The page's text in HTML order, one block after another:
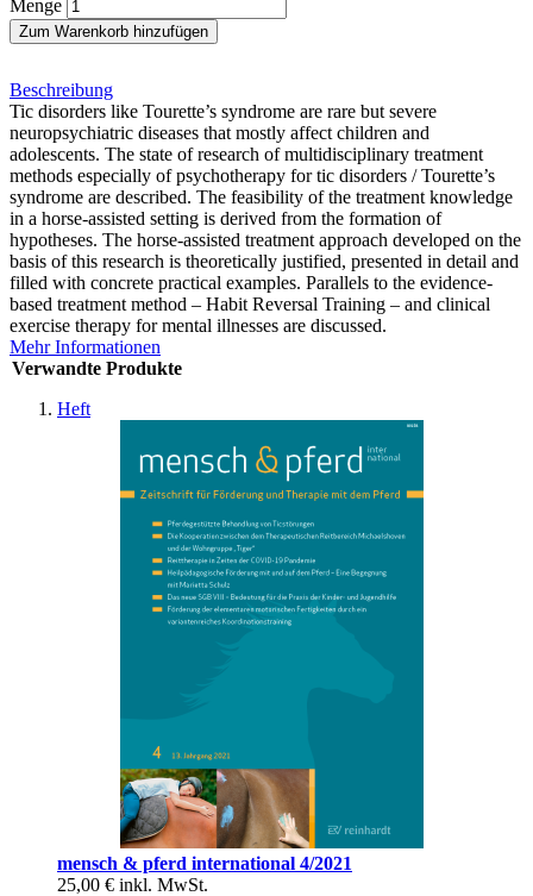
Menge
Zum Warenkorb hinzufügen
Beschreibung
Tic disorders like Tourette’s syndrome are rare but severe
neuropsychiatric diseases that mostly affect children and
adolescents. The state of research of multidisciplinary treatment
methods especially of psychotherapy for tic disorders / Tourette’s
syndrome are described. The feasibility of the treatment knowledge
in a horse-assisted setting is derived from the formation of
hypotheses. The horse-assisted treatment approach developed on the
basis of this research is theoretically justified, presented in detail and
filled with concrete practical examples. Parallels to the evidence-
based treatment method – Habit Reversal Training – and clinical
exercise therapy for mental illnesses are discussed.
Mehr Informationen
Verwandte Produkte
Heft
mensch & pferd international 4/2021
25,00 € inkl. MwSt.